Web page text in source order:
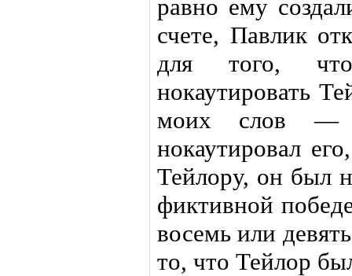
равно ему
счете, Павлик
для того,
нокаутировать
моих слов —
нокаутировал
Тейлору, он был
фиктивной
восемь или
то, что Тейлор